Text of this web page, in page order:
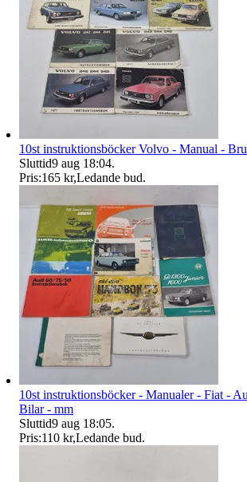
10st instruktionsböcker Volvo - Manual -
Sluttid9 aug 18:04.
Pris:165 kr,Ledande bud.
10st instruktionsböcker - Manualer - Fiat -
Bilar - mm
Sluttid9 aug 18:05.
Pris:110 kr,Ledande bud.